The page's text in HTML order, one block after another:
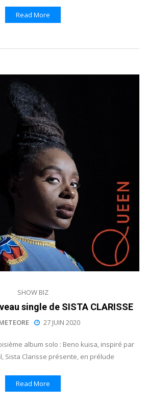
Read More
SHOW BIZ
single de SISTA CLARISSE
27 JUIN 2020
album solo : Beno kuisa, inspiré par
Sista Clarisse présente, en prélude
Read More